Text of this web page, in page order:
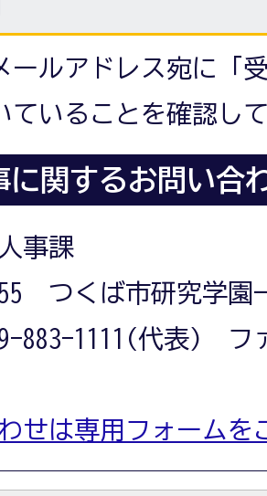
ールアドレス宛に「
ていることを確認し
に関するお問い合
事課
つくば市研究学園
883-1111(代表) フ
せは専用フォームを